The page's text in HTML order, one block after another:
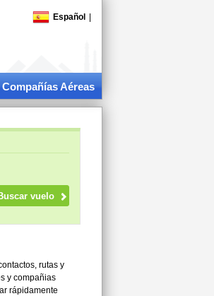
Español
Compañías Aéreas
rutas y
y compañias
rápidamente